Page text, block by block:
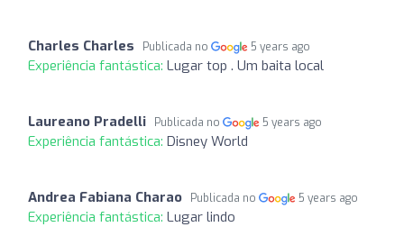
Charles Charles Publicada no 5 years ago
Experiência fantástica: Lugar top . Um baita local
Laureano Pradelli Publicada no 5 years ago
Experiência fantástica: Disney World
Andrea Fabiana Charao Publicada no 5 years ago
Experiência fantástica: Lugar lindo